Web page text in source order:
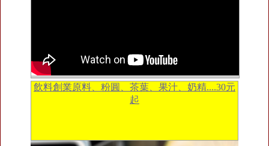
飲料創業原料、粉圓、茶葉、果汁、奶精....30元
起